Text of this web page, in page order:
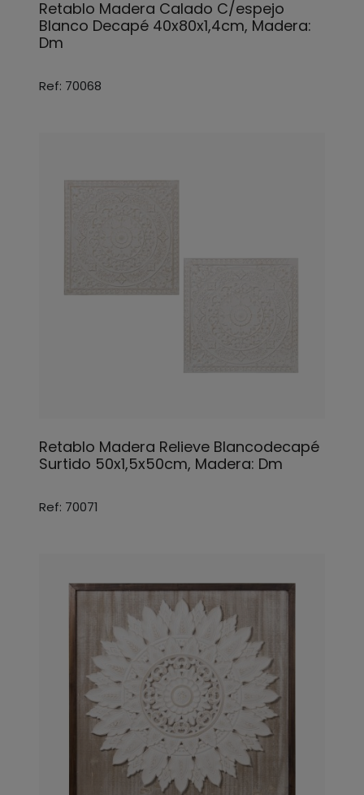
Retablo Madera Calado C/espejo
Blanco Decapé 40x80x1,4cm, Madera:
Dm
Ref: 70068
Retablo Madera Relieve Blancodecapé
Surtido 50x1,5x50cm, Madera: Dm
Ref: 70071